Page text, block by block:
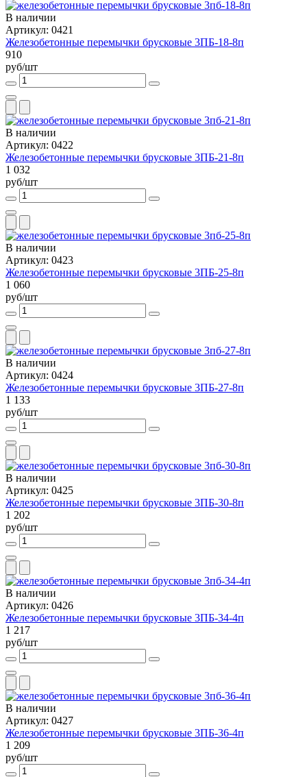
В наличии
Артикул: 0421
Железобетонные перемычки брусковые 3ПБ-18-8п
910
руб/шт
В наличии
Артикул: 0422
Железобетонные перемычки брусковые 3ПБ-21-8п
1 032
руб/шт
В наличии
Артикул: 0423
Железобетонные перемычки брусковые 3ПБ-25-8п
1 060
руб/шт
В наличии
Артикул: 0424
Железобетонные перемычки брусковые 3ПБ-27-8п
1 133
руб/шт
В наличии
Артикул: 0425
Железобетонные перемычки брусковые 3ПБ-30-8п
1 202
руб/шт
В наличии
Артикул: 0426
Железобетонные перемычки брусковые 3ПБ-34-4п
1 217
руб/шт
В наличии
Артикул: 0427
Железобетонные перемычки брусковые 3ПБ-36-4п
1 209
руб/шт